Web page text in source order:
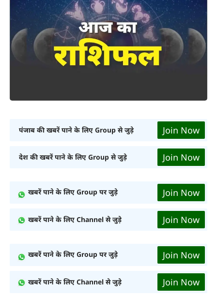
पंजाब की खबरें पाने के लिए Group से जुड़े Join Now
देश की खबरें पाने के लिए Group से जुड़े Join Now
खबरें पाने के लिए Group पर जुड़े Join Now
खबरें पाने के लिए Channel से जुड़े Join Now
खबरें पाने के लिए Group पर जुड़े Join Now
खबरें पाने के लिए Channel से जुड़े Join Now